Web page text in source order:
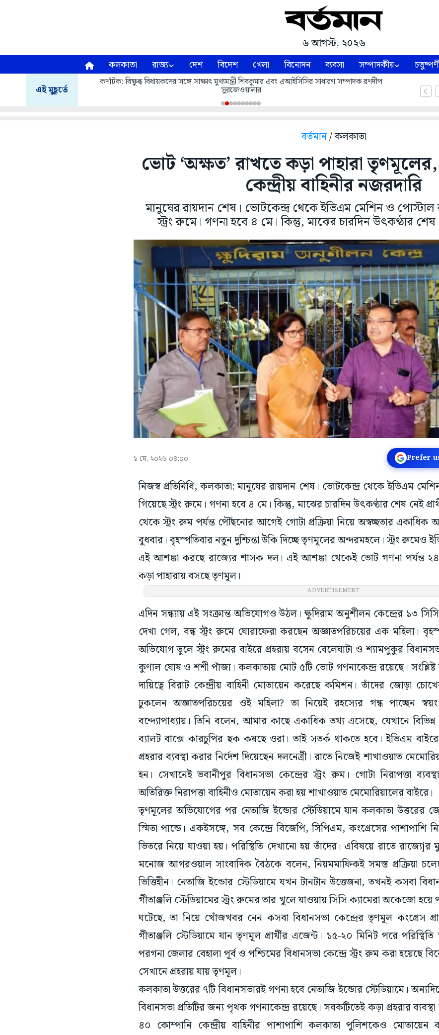
৬ আগস্ট, ২০২৬
কলকাতা রাজ্য দেশ বিদেশ খেলা বিনোদন ব্যবসা সম্পাদকীয়
এই মুহূর্তে
কর্ণাটক: বিক্ষুব্ধ বিধায়কদের সঙ্গে সাক্ষাৎ মুখ্যমন্ত্রী শিবকুমার এবং এআইসিসির সাধারণ সম্পাদক রণদীপ
সুরজেওয়ালার
বর্তমান/ কলকাতা
ভোট ‘অক্ষত’ রাখতে কড়া পাহারা
কেন্দ্রীয় বাহিনীর নজরদারি
মানুষের রায়দান শেষ। ভোটকেন্দ্র থেকে ইভিএম মেশিন ও পোস্টাল
স্ট্রং রুমে। গণনা হবে ৪ মে। কিন্তু, মাঝের চারদিন উৎকণ্ঠার শেষ
১ মে, ২০২৬ ০৪:০০ Prefer
নিজস্ব প্রতিনিধি, কলকাতা: মানুষের রায়দান শেষ। ভোটকেন্দ্র থেকে ইভিএম
গিয়েছে স্ট্রং রুমে। গণনা হবে ৪ মে। কিন্তু, মাঝের চারদিন উৎকণ্ঠার শেষ নেই
থেকে স্ট্রং রুম পর্যন্ত পৌঁছনোর আগেই গোটা প্রক্রিয়া নিয়ে অস্বচ্ছতার
বুধবার। বৃহস্পতিবার নতুন দুশ্চিন্তা উঁকি দিচ্ছে তৃণমূলের অন্দরমহলে। স্ট্রং রুমেও
এই আশঙ্কা করছে রাজ্যের শাসক দল। এই আশঙ্কা থেকেই ভোট গণনা পর্যন্ত ২৪
কড়া পাহারায় বসছে তৃণমূল।
ADVERTISEMENT
এদিন সন্ধ্যায় এই সংক্রান্ত অভিযোগও উঠল। ক্ষুদিরাম অনুশীলন কেন্দ্রের ১৩
দেখা গেল, বন্ধ স্ট্রং রুমে ঘোরাফেরা করছেন অজ্ঞাতপরিচয়ের এক মহিলা।
অভিযোগ তুলে স্ট্রং রুমের বাইরে প্রহরায় বসেন বেলেঘাটা ও শ্যামপুকুর
কুণাল ঘোষ ও শশী পাঁজা। কলকাতায় মোট ৫টি ভোট গণনাকেন্দ্র রয়েছে। সংশ্লিষ্ট
দায়িত্বে বিরাট কেন্দ্রীয় বাহিনী মোতায়েন করেছে কমিশন। তাঁদের জোড়া
ঢুকলেন অজ্ঞাতপরিচয়ের ওই মহিলা? তা নিয়েই রহস্যের গন্ধ পাচ্ছেন
বন্দ্যোপাধ্যায়। তিনি বলেন, আমার কাছে একাধিক তথ্য এসেছে, যেখানে
ব্যালট বাক্সে কারচুপির ছক কষছে ওরা। তাই সতর্ক থাকতে হবে। ইভিএম বাইরে
প্রহরার ব্যবস্থা করার নির্দেশ দিয়েছেন দলনেত্রী। রাতে নিজেই শাখাওয়াত
হন। সেখানেই ভবানীপুর বিধানসভা কেন্দ্রের স্ট্রং রুম। গোটা নিরাপত্তা
অতিরিক্ত নিরাপত্তা বাহিনীও মোতায়েন করা হয় শাখাওয়াত মেমোরিয়ালের বাইরে।
তৃণমূলের অভিযোগের পর নেতাজি ইন্ডোর স্টেডিয়ামে যান কলকাতা উত্তরের
স্মিতা পান্ডে। একইসঙ্গে, সব কেন্দ্রে বিজেপি, সিপিএম, কংগ্রেসের পাশাপাশি
ভিতরে নিয়ে যাওয়া হয়। পরিস্থিতি দেখানো হয় তাঁদের। এবিষয়ে রাতে রাজ্যেjর
মনোজ আগরওয়াল সাংবাদিক বৈঠকে বলেন, নিয়মমাফিকই সমস্ত প্রক্রিয়া
ভিত্তিহীন। নেতাজি ইন্ডোর স্টেডিয়ামে যখন টানটান উত্তেজনা, তখনই কসবা
গীতাঞ্জলি স্টেডিয়ামের স্ট্রং রুমের তার খুলে যাওয়ায় সিসি ক্যামেরা অকেজো
ঘটেছে, তা নিয়ে খোঁজখবর নেন কসবা বিধানসভা কেন্দ্রের তৃণমূল কংগ্রেস
গীতাঞ্জলি স্টেডিয়ামে যান তৃণমূল প্রার্থীর এজেন্ট। ১৫-২০ মিনিট পরে পরিস্থিতি
পরগনা জেলার বেহালা পূর্ব ও পশ্চিমের বিধানসভা কেন্দ্রে স্ট্রং রুম করা হয়েছে
সেখানে প্রহরায় যায় তৃণমূল।
কলকাতা উত্তরের ৭টি বিধানসভারই গণনা হবে নেতাজি ইন্ডোর স্টেডিয়ামে।
বিধানসভা প্রতিটির জন্য পৃথক গণনাকেন্দ্র রয়েছে। সবকটিতেই কড়া প্রহরার
৪০ কোম্পানি কেন্দ্রীয় বাহিনীর পাশাপাশি কলকাতা পুলিশকেও মোতায়েন